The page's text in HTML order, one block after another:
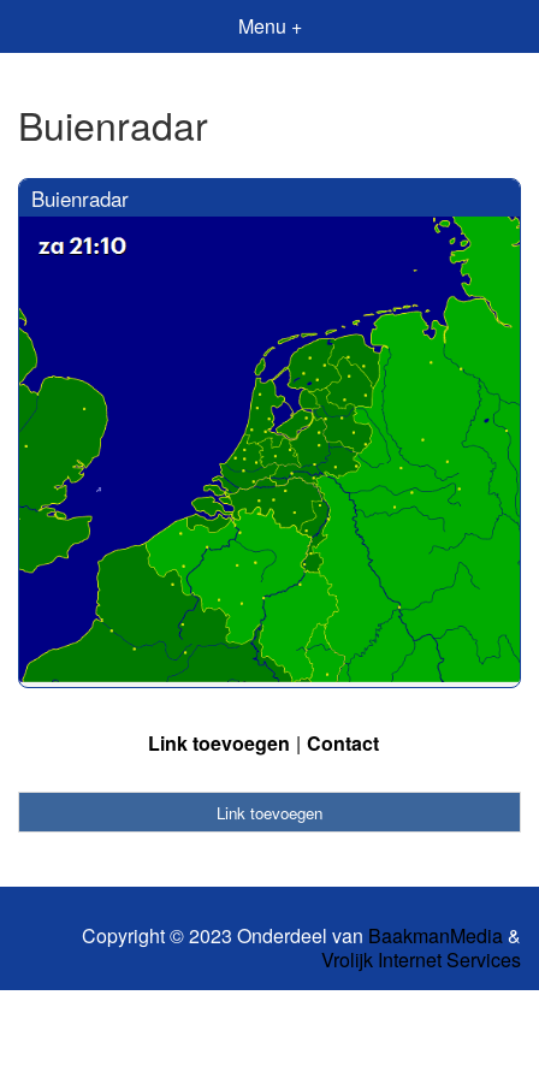
Menu +
Buienradar
Buienradar
Link toevoegen Contact
Link toevoegen
Copyright © 2023 Onderdeel van BaakmanMedia&
Vrolijk Internet Services